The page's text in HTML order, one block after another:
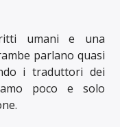
umani e una
parlano quasi
i traduttori dei
poco e solo